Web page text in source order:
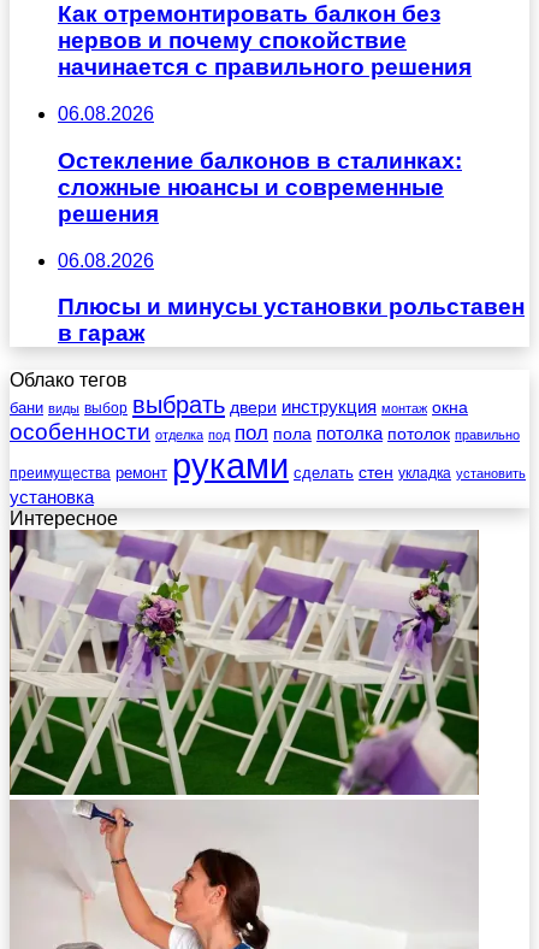
Как отремонтировать балкон без
нервов и почему спокойствие
начинается с правильного решения
06.08.2026
Остекление балконов в сталинках:
сложные нюансы и современные
решения
06.08.2026
Плюсы и минусы установки рольставен
в гараж
Облако тегов
бани виды выбор выбрать двери инструкция монтаж окна
особенности отделка под пол пола потолка потолок правильно
преимущества ремонт руками сделать стен укладка установить
установка
Интересное